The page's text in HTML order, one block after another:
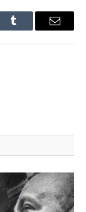
Tumblr Email